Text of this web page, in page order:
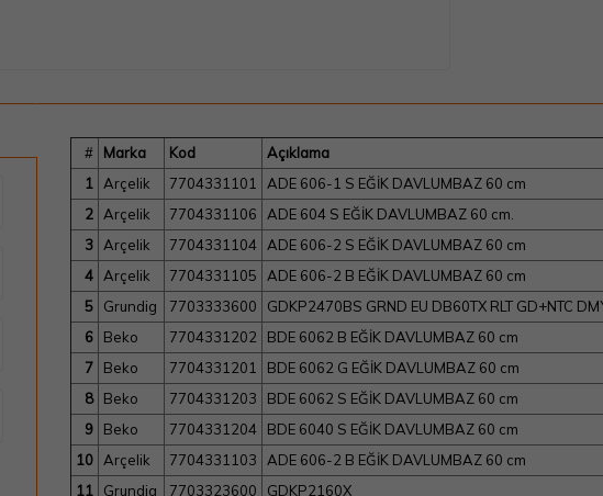
# Marka Kod
Açıklama
1
Arçelik 7704331101
ADE 606-1 S EĞİK DAVLUMBAZ 60 cm
2
Arçelik 7704331106
ADE 604 S EĞİK DAVLUMBAZ 60 cm.
3
Arçelik 7704331104
ADE 606-2 S EĞİK DAVLUMBAZ 60 cm
4
Arçelik 7704331105
ADE 606-2 B EĞİK DAVLUMBAZ 60 cm
5
Grundig 7703333600
GDKP2470BS GRND EU DB60TX RLT GD+NTC
6
Beko 7704331202
BDE 6062 B EĞİK DAVLUMBAZ 60 cm
7
Beko 7704331201
BDE 6062 G EĞİK DAVLUMBAZ 60 cm
8
Beko 7704331203
BDE 6062 S EĞİK DAVLUMBAZ 60 cm
9
Beko 7704331204
BDE 6040 S EĞİK DAVLUMBAZ 60 cm
10
Arçelik 7704331103
ADE 606-2 B EĞİK DAVLUMBAZ 60 cm
11
Grundig 7703323600
GDKP2160X